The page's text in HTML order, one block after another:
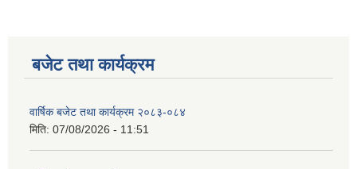
बजेट तथा कार्यक्रम
वार्षिक बजेट तथा कार्यक्रम २०८३-०८४
मिति: 07/08/2026 - 11:51